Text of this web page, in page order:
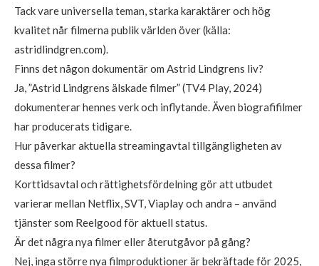
Tack vare universella teman, starka karaktärer och hög
kvalitet når filmerna publik världen över (källa:
astridlindgren.com).
Finns det någon dokumentär om Astrid Lindgrens liv?
Ja, ”Astrid Lindgrens älskade filmer” (TV4 Play, 2024)
dokumenterar hennes verk och inflytande. Även biografifilmer
har producerats tidigare.
Hur påverkar aktuella streamingavtal tillgängligheten av
dessa filmer?
Korttidsavtal och rättighetsfördelning gör att utbudet
varierar mellan Netflix, SVT, Viaplay och andra – använd
tjänster som Reelgood för aktuell status.
Är det några nya filmer eller återutgåvor på gång?
Nej, inga större nya filmproduktioner är bekräftade för 2025,